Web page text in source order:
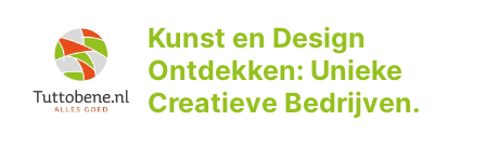
inhoud
Kunst en Design
Ontdekken: Unieke
Creatieve Bedrijven.